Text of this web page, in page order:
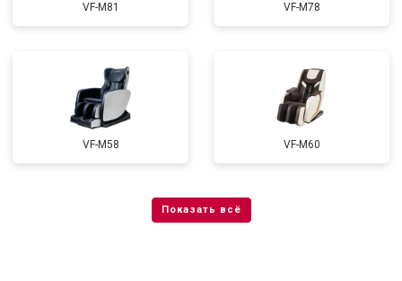
VF-M81 VF-M78
VF-M58 VF-M60